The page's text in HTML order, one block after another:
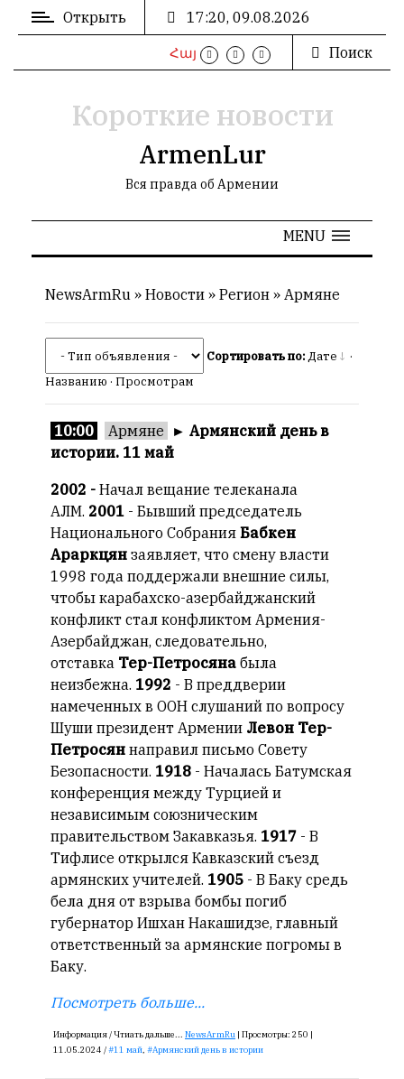
ВХОД
РЕГИСТРАЦИЯ
РЕКЛАМА
СТАТИСТИКА
Онлайн
Гостей:
Пользователей:
НАШИ
ПРАВИЛА
Тонкие
материалы
независимо
мыслящих.
Сайт
обновляется
большим
трудом,
душой.
Открыть 17:20, 09.08.2026
Հայ Поиск
Короткие новости
ArmenLur
Вся правда об Армении
MENU
NewsArmRu » Новости » Регион » Армяне
Сортировать по:Дате
·
Названию · Просмотрам
10:00 Армяне ► Армянский день в
истории. 11 май
2002 - Начал вещание телеканала
АЛМ. 2001 - Бывший председатель
Национального Собрания Бабкен
Араркцян заявляет, что смену власти
1998 года поддержали внешние силы,
чтобы карабахско-азербайджанский
конфликт стал конфликтом Армения-
Азербайджан, следовательно,
отставка Тер-Петросяна была
неизбежна. 1992 - В преддверии
намеченных в ООН слушаний по вопросу
Шуши президент Армении Левон Тер-
Петросян направил письмо Совету
Безопасности. 1918 - Началась Батумская
конференция между Турцией и
независимым союзническим
правительством Закавказья. 1917 - В
Тифлисе открылся Кавказский съезд
армянских учителей. 1905 - В Баку средь
бела дня от взрыва бомбы погиб
губернатор Ишхан Накашидзе, главный
ответственный за армянские погромы в
Баку.
Посмотреть больше...
Информация /Чтиать дальше... NewsArmRu | Просмотры: 250 |
11.05.2024 /
11 май, Армянский день в истории